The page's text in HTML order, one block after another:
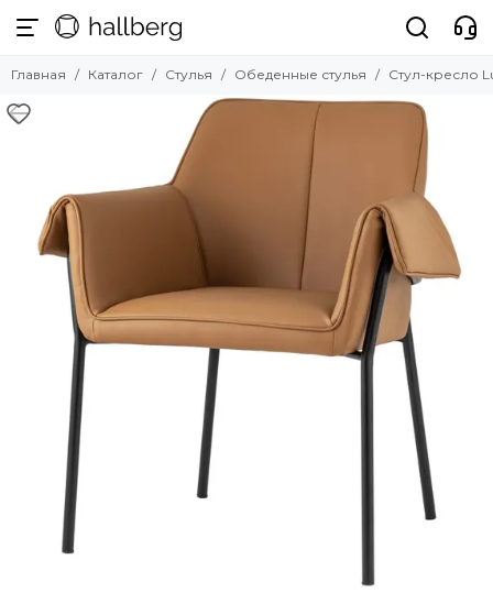
Стулья
Обеденные стулья
Полубарные стулья
Офисные стулья
Мягкие стулья
Прозрачные стулья
Уличные стулья
Главная Каталог Стулья Обеденные стулья Стул-кресло